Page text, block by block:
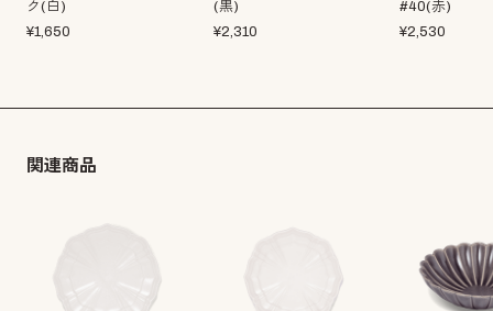
ク(白)
¥1,650
(黒)
¥2,310
#40(赤)
¥2,530
関連商品